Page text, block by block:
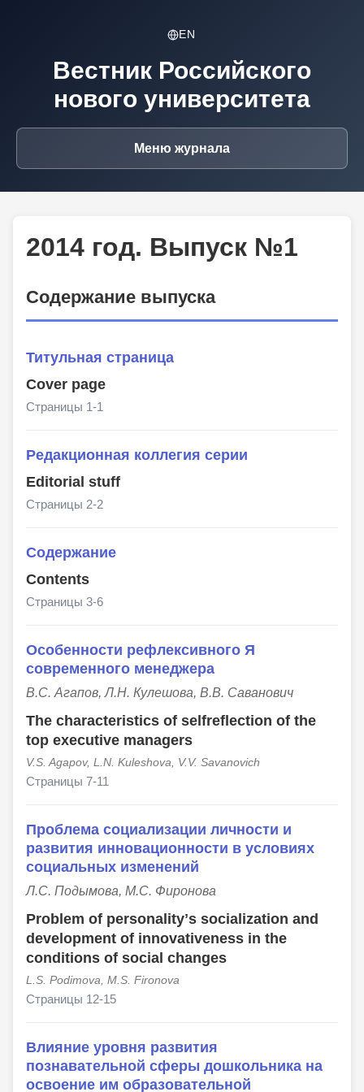
EN
Вестник Российского
нового университета
Меню журнала
2014 год. Выпуск №1
Содержание выпуска
Титульная страница
Cover page
Страницы 1-1
Редакционная коллегия серии
Editorial stuff
Страницы 2-2
Содержание
Сontents
Страницы 3-6
Особенности рефлексивного Я
современного менеджера
В.С. Агапов, Л.Н. Кулешова, В.В. Саванович
The characteristics of selfreflection of the
top executive managers
V.S. Agapov, L.N. Kuleshova, V.V. Savanovich
Страницы 7-11
Проблема социализации личности и
развития инновационности в условиях
социальных изменений
Л.С. Подымова, М.С. Фиронова
Problem of personalityʼs socialization and
development of innovativeness in the
conditions of social changes
L.S. Podimova, M.S. Fironova
Страницы 12-15
Влияние уровня развития
познавательной сферы дошкольника на
освоение им образовательной